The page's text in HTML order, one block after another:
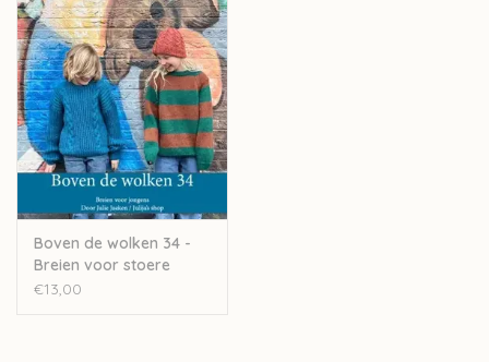
Boven de wolken 34 -
Breien voor stoere
kinderen en tieners
€13,00